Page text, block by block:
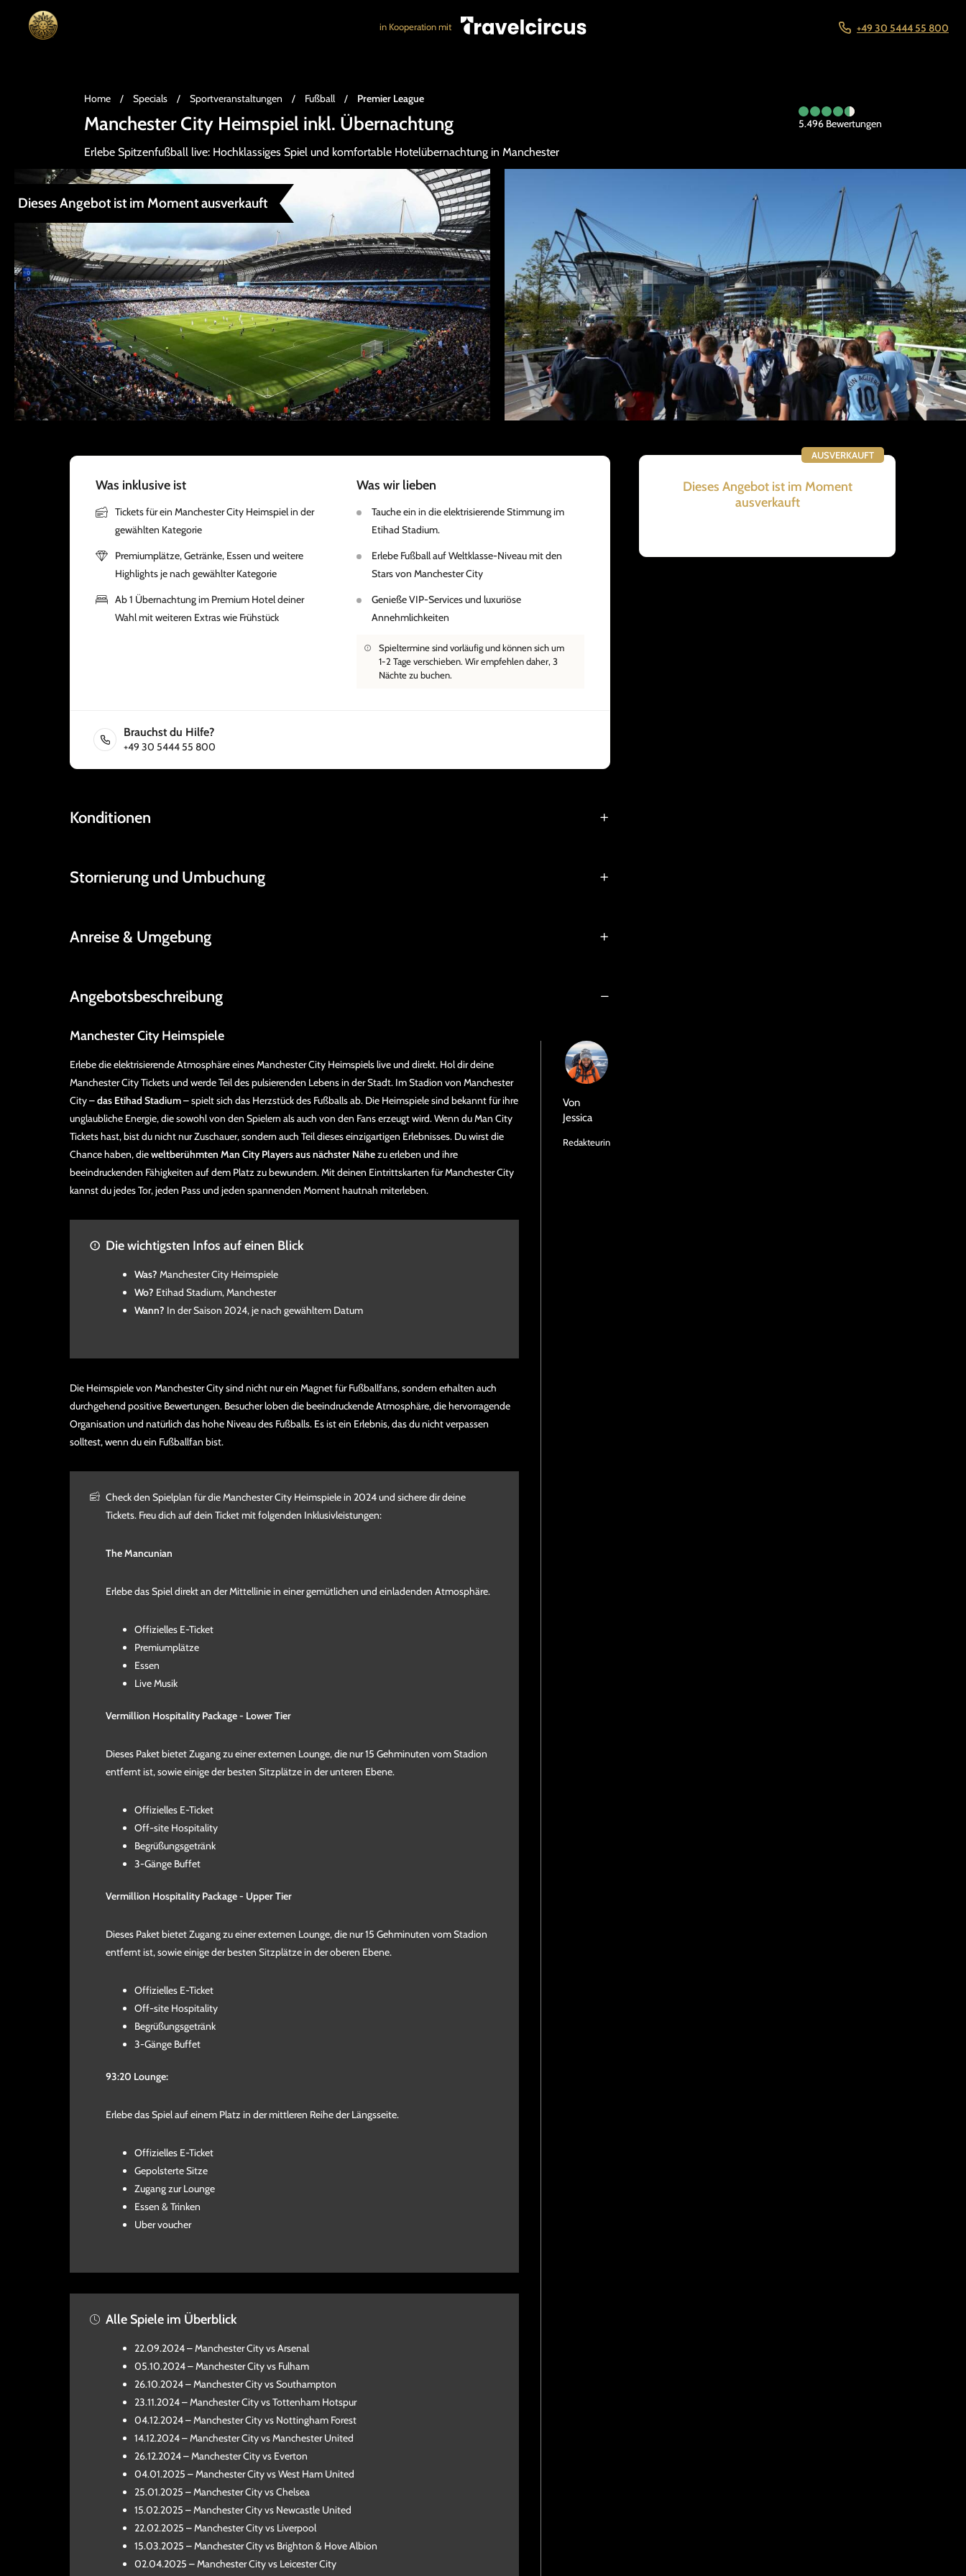
in Kooperation mit +49 30 5444 55 800
Home / Specials / Sportveranstaltungen / Fußball / Premier League
Manchester City Heimspiel inkl. Übernachtung 5.496 Bewertungen
Erlebe Spitzenfußball live: Hochklassiges Spiel und komfortable Hotelübernachtung in Manchester
Dieses Angebot ist im Moment ausverkauft
AUSVERKAUFT
Dieses Angebot ist im Moment
ausverkauft
Was inklusive ist
Tickets für ein Manchester City Heimspiel in der
gewählten Kategorie
Premiumplätze, Getränke, Essen und weitere
Highlights je nach gewählter Kategorie
Ab 1 Übernachtung im Premium Hotel deiner
Wahl mit weiteren Extras wie Frühstück
Was wir lieben
Tauche ein in die elektrisierende Stimmung im
Etihad Stadium.
Erlebe Fußball auf Weltklasse-Niveau mit den
Stars von Manchester City
Genieße VIP-Services und luxuriöse
Annehmlichkeiten
Spieltermine sind vorläufig und können sich um
1-2 Tage verschieben. Wir empfehlen daher, 3
Nächte zu buchen.
Brauchst du Hilfe?
+49 30 5444 55 800
Konditionen
Stornierung und Umbuchung
Anreise & Umgebung
Angebotsbeschreibung
Manchester City Heimspiele
Erlebe die elektrisierende Atmosphäre eines Manchester City Heimspiels live und direkt. Hol dir deine
Manchester City Tickets und werde Teil des pulsierenden Lebens in der Stadt. Im Stadion von Manchester
City –das Etihad Stadium– spielt sich das Herzstück des Fußballs ab. Die Heimspiele sind bekannt für ihre
unglaubliche Energie, die sowohl von den Spielern als auch von den Fans erzeugt wird. Wenn du Man City
Tickets hast, bist du nicht nur Zuschauer, sondern auch Teil dieses einzigartigen Erlebnisses. Du wirst die
Chance haben, dieweltberühmten Man City Players aus nächster Nähezu erleben und ihre
beeindruckenden Fähigkeiten auf dem Platz zu bewundern. Mit deinen Eintrittskarten für Manchester City
kannst du jedes Tor, jeden Pass und jeden spannenden Moment hautnah miterleben.
Die wichtigsten Infos auf einen Blick
Was? Manchester City Heimspiele
Wo? Etihad Stadium, Manchester
Wann? In der Saison 2024, je nach gewähltem Datum
Die Heimspiele von Manchester City sind nicht nur ein Magnet für Fußballfans, sondern erhalten auch
durchgehend positive Bewertungen. Besucher loben die beeindruckende Atmosphäre, die hervorragende
Organisation und natürlich das hohe Niveau des Fußballs. Es ist ein Erlebnis, das du nicht verpassen
solltest, wenn du ein Fußballfan bist.
Check den Spielplan für die Manchester City Heimspiele in 2024 und sichere dir deine
Tickets. Freu dich auf dein Ticket mit folgenden Inklusivleistungen:
The Mancunian
Erlebe das Spiel direkt an der Mittellinie in einer gemütlichen und einladenden Atmosphäre.
Offizielles E-Ticket
Premiumplätze
Essen
Live Musik
Vermillion Hospitality Package - Lower Tier
Dieses Paket bietet Zugang zu einer externen Lounge, die nur 15 Gehminuten vom Stadion
entfernt ist, sowie einige der besten Sitzplätze in der unteren Ebene.
Offizielles E-Ticket
Off-site Hospitality
Begrüßungsgetränk
3-Gänge Buffet
Vermillion Hospitality Package - Upper Tier
Dieses Paket bietet Zugang zu einer externen Lounge, die nur 15 Gehminuten vom Stadion
entfernt ist, sowie einige der besten Sitzplätze in der oberen Ebene.
Offizielles E-Ticket
Off-site Hospitality
Begrüßungsgetränk
3-Gänge Buffet
93:20 Lounge:
Erlebe das Spiel auf einem Platz in der mittleren Reihe der Längsseite.
Offizielles E-Ticket
Gepolsterte Sitze
Zugang zur Lounge
Essen & Trinken
Uber voucher
Alle Spiele im Überblick
22.09.2024 – Manchester City vs Arsenal
05.10.2024 – Manchester City vs Fulham
26.10.2024 – Manchester City vs Southampton
23.11.2024 – Manchester City vs Tottenham Hotspur
04.12.2024 – Manchester City vs Nottingham Forest
14.12.2024 – Manchester City vs Manchester United
26.12.2024 – Manchester City vs Everton
04.01.2025 – Manchester City vs West Ham United
25.01.2025 – Manchester City vs Chelsea
15.02.2025 – Manchester City vs Newcastle United
22.02.2025 – Manchester City vs Liverpool
15.03.2025 – Manchester City vs Brighton & Hove Albion
02.04.2025 – Manchester City vs Leicester City
Von
Jessica
Redakteurin